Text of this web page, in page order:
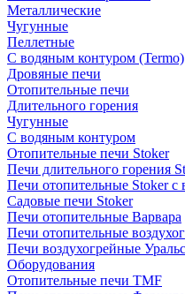
Металлические
Чугунные
Пеллетные
С водяным контуром (Termo)
Дровяные печи
Отопительные печи
Длительного горения
Чугунные
C водяным контуром
Отопительные печи Stoker
Печи длительного горения
Печи отопительные Stoker с
Садовые печи Stoker
Печи отопительные Варвара
Печи отопительные
Печи воздухогрейные
Оборудования
Отопительные печи TMF